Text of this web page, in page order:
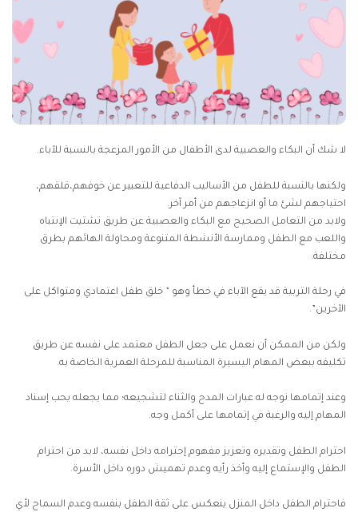
لا شك أن البكاء والعصبية لدى الأطفال من الأمور المزعجة بالنسبة للآباء.
ولكنها بالنسبة للطفل من الأساليب الدفاعية للتعبير عن خوفهم،قلقهم،
احتياجهم لشئ ما أو انزعاجهم من أمر آخر.
ولابد من التعامل الصحيح مع البكاء والعصبية عن طريق تشتيت الإنتباه
واللعب مع الطفل وممارسة الأنشطة المتنوعة ومحاولة الهائهم بطرق
مختلفة.
في رحلة التربية قد يقع الآباء في خطأ وهو ” خلق طفل اعتمادي ومتواكل على
الآخرين”.
ولكن من الممكن أن نعمل على جعل الطفل معتمد على نفسه عن طريق
تكليفه ببعض المهام اليسيرة المناسبة للمرحلة العمرية الخاصة به.
وعند إتمامها نوجه له عبارات المدح والثناء لتشجيعه؛ مما يجعله يحب إسناد
المهام إليه والرغبة في إتمامها على أكمل وجه.
احترام الطفل وتقديره وتعزيز مفهوم إحترامه داخل نفسه، لابد من احترام
الطفل والإستماع إليه وأخذ رأيه وعدم تهميش دوره داخل الأسرة.
فاحترام الطفل داخل المنزل ينعكس على ثقة الطفل بنفسه وعدم السماح لأي